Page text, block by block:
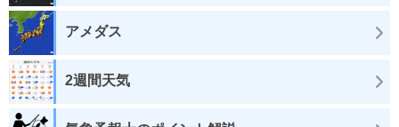
アメダス
2週間天気